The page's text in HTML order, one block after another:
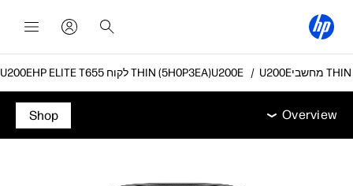
HP ELITE T655 לקוח THIN (5H0P3EA)
Overview מפרט טכני אביזרים
תמיכה
Overview
Shop